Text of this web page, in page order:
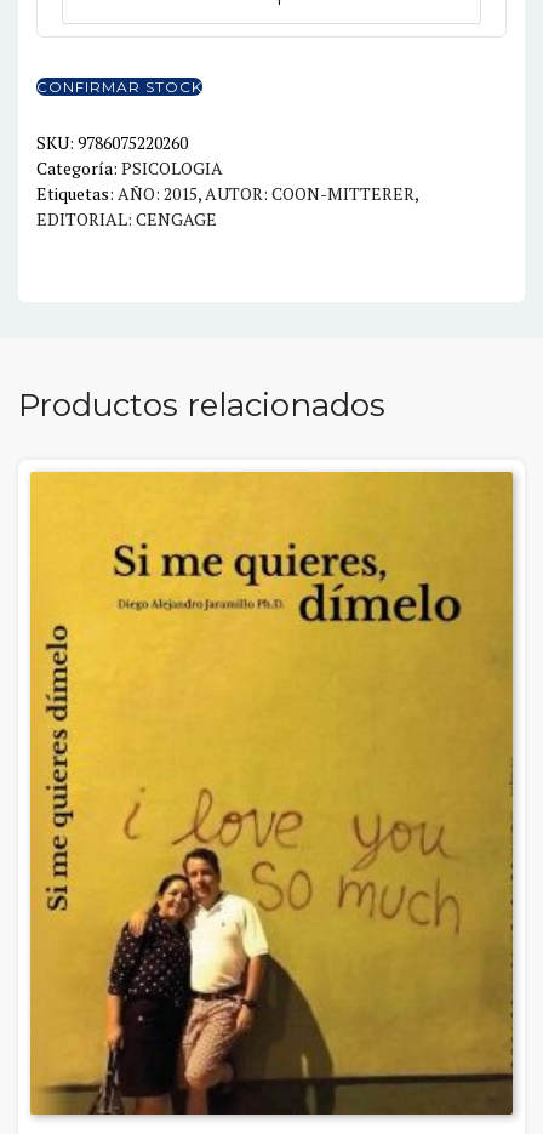
PSICOLOGIA
ACCESO
A
LA
MENTE
CONFIRMAR STOCK
SKU: 9786075220260
Categoría: PSICOLOGIA
Etiquetas: AÑO: 2015, AUTOR: COON-MITTERER,
EDITORIAL: CENGAGE
Productos relacionados